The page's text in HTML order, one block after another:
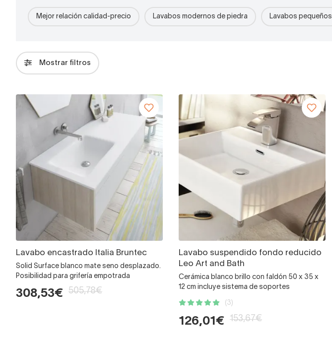
Mejor relación calidad-precio Lavabos modernos de piedra Lavabos pequeños
Mostrar filtros
Lavabo encastrado Italia Bruntec
Solid Surface blanco mate seno desplazado.
Posibilidad para grifería empotrada
308,53€ 505,78€
Lavabo suspendido fondo reducido
Leo Art and Bath
Cerámica blanco brillo con faldón 50 x 35 x
12 cm incluye sistema de soportes
(3)
126,01€ 153,67€